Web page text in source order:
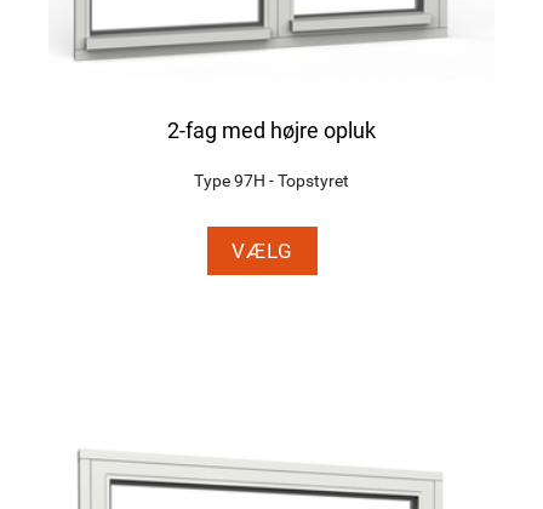
2-fag med højre opluk
Type 97H - Topstyret
VÆLG